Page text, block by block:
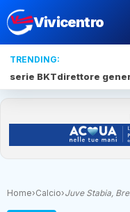
Vivicentro
TRENDING:
serie BKTdirettore
Home›Calcio›Juve Stabia,